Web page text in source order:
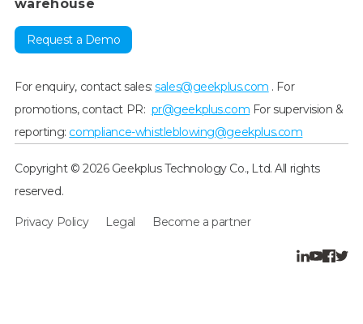
warehouse
Request a Demo
For enquiry, contact sales:sales@geekplus.com . For
promotions, contact PR: pr@geekplus.com For supervision &
reporting: compliance-whistleblowing@geekplus.com
Copyright © 2026 Geekplus Technology Co., Ltd. All rights
reserved.
Privacy Policy Legal Become a partner